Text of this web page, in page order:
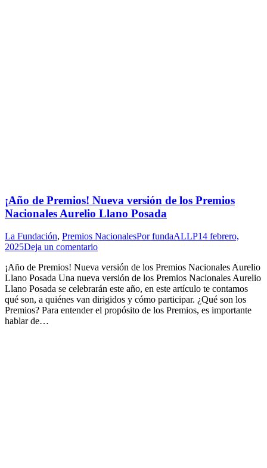
¡Año de Premios! Nueva versión de los Premios
Nacionales Aurelio Llano Posada
La Fundación, Premios NacionalesPorfundaALLP14 febrero,
2025Deja un comentario
¡Año de Premios! Nueva versión de los Premios Nacionales Aurelio
Llano Posada Una nueva versión de los Premios Nacionales Aurelio
Llano Posada se celebrarán este año, en este artículo te contamos
qué son, a quiénes van dirigidos y cómo participar. ¿Qué son los
Premios? Para entender el propósito de los Premios, es importante
hablar de…